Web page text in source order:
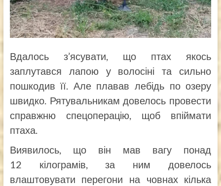
Вдалось з’ясувати, що птах якось
заплутався лапою у волосіні та сильно
пошкодив її. Але плавав лебідь по озеру
швидко. Рятувальникам довелось провести
справжню спецоперацію, щоб впіймати
птаха.
Виявилось, що він мав вагу понад
12 кілограмів, за ним довелось
влаштовувати перегони на човнах кілька